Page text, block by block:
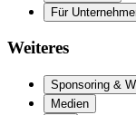
Für
Weiteres
Sponsoring &
Medien